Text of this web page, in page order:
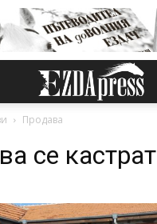
Продава
се кастрат